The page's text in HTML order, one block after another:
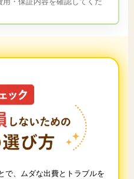
で、ムダな出費とトラブルを